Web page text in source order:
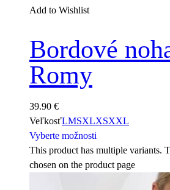
Add to Wishlist
Bordové
Romy
39.90 €
VeľkosťLMSXLXSXXL
Vyberte možnosti
This product has multiple variants.
chosen on the product page